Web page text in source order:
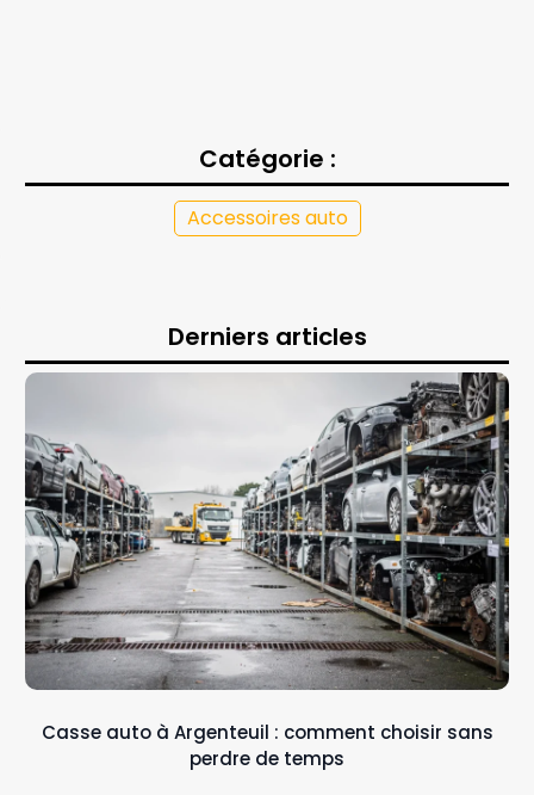
Catégorie :
Accessoires auto
Derniers articles
Casse auto à Argenteuil : comment choisir sans
perdre de temps